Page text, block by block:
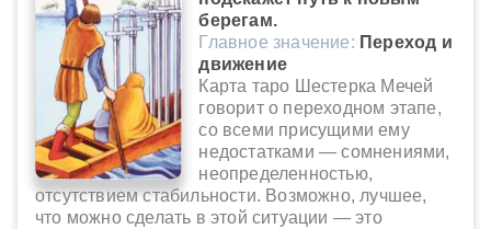
берегам.
Главное значение: Переход и
движение
Карта таро Шестерка Мечей
говорит о переходном этапе,
со всеми присущими ему
недостатками — сомнениями,
неопределенностью,
отсутствием стабильности. Возможно, лучшее,
что можно сделать в этой ситуации — это